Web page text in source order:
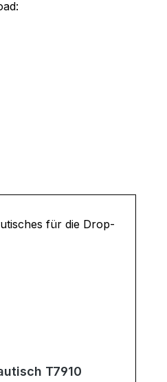
T7910